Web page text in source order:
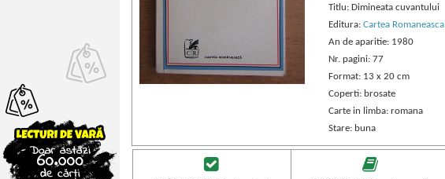
Titlu: Dimineata cuvantului
Editura: Cartea Romaneasca
An de aparitie: 1980
Nr. pagini: 77
Format: 13 x 20 cm
Coperti: brosate
Carte in limba: romana
Stare: buna